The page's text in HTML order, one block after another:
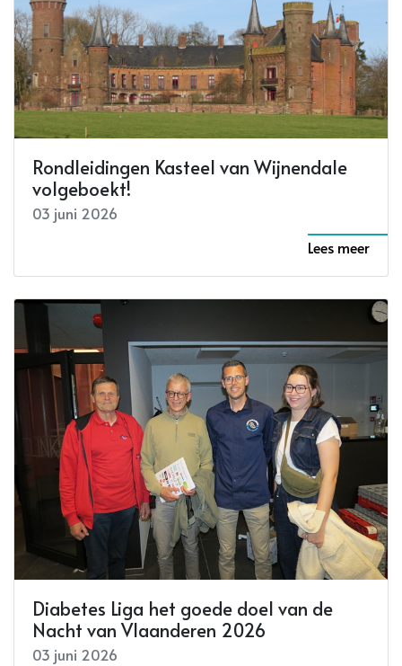
Rondleidingen Kasteel van Wijnendale
volgeboekt!
03 juni 2026
Lees meer
Diabetes Liga het goede doel van de
Nacht van Vlaanderen 2026
03 juni 2026